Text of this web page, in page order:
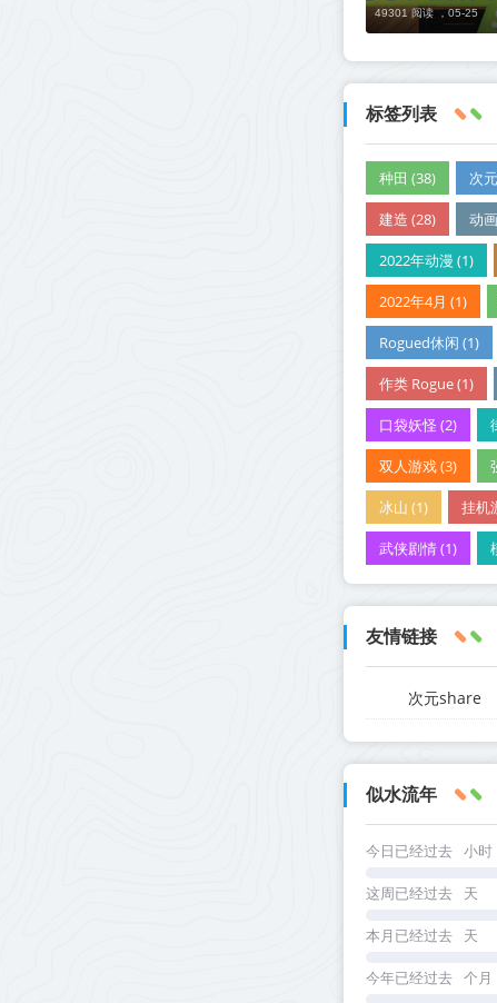
49301 阅读 ，05-25
标签列表
种田 (38) 次
建造 (28) 动
2022年动漫 (1)
2022年4月 (1)
Rogued休闲 (1)
作类 Rogue (1)
口袋妖怪 (2)
双人游戏 (3)
冰山 (1) 挂机
武侠剧情 (1)
友情链接
次元share
似水流年
今日已经过去 小时
这周已经过去 天
本月已经过去 天
今年已经过去 个月